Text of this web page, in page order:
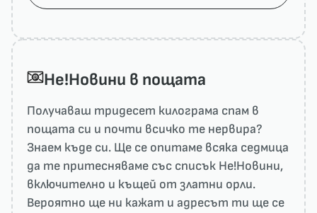
He!Новини в пощата
Получаваш тридесет килограма спам в
пощата си и почти всичко те нервира?
Знаем къде си. Ще се опитаме всяка седмица
да те притесняваме със списък He!Новини,
включително и къщей от златни орли.
Вероятно ще ни кажат и адресът ти ще се